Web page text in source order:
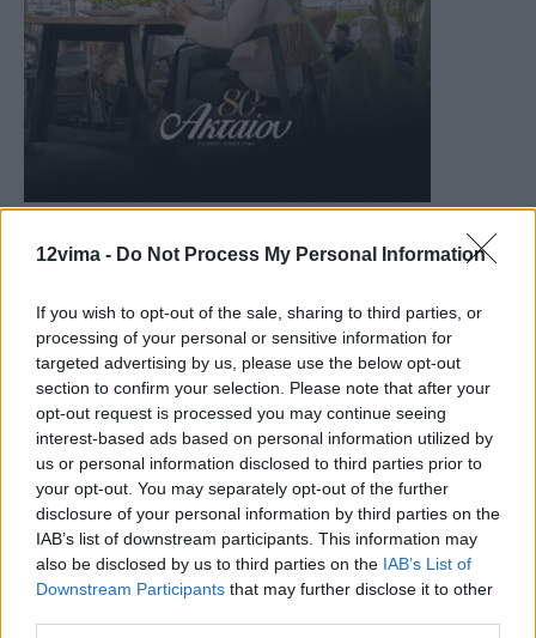
12vima - Do Not Process My Personal Information
If you wish to opt-out of the sale, sharing to third parties, or
processing of your personal or sensitive information for
targeted advertising by us, please use the below opt-out
section to confirm your selection. Please note that after your
opt-out request is processed you may continue seeing
interest-based ads based on personal information utilized by
us or personal information disclosed to third parties prior to
your opt-out. You may separately opt-out of the further
disclosure of your personal information by third parties on the
IAB’s list of downstream participants. This information may
also be disclosed by us to third parties on the IAB’s List of
Downstream Participants that may further disclose it to other